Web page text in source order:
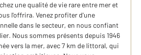
une qualité de vie rare entre mer et
l'offrira. Venez profiter d'une
dans le secteur, en nous confiant
Nous sommes présents depuis 1946
vers la mer, avec 7 km de littoral, qui